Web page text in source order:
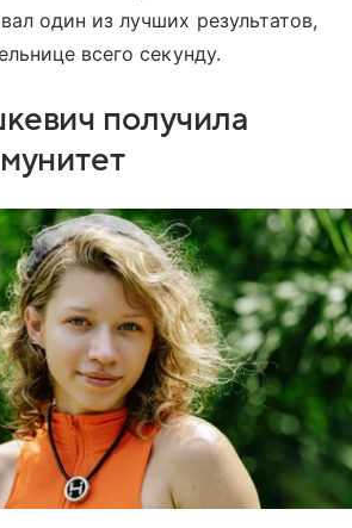
один из лучших результатов,
всего секунду.
получила